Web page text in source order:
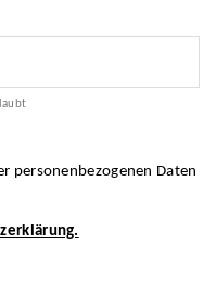
personenbezogenen Daten